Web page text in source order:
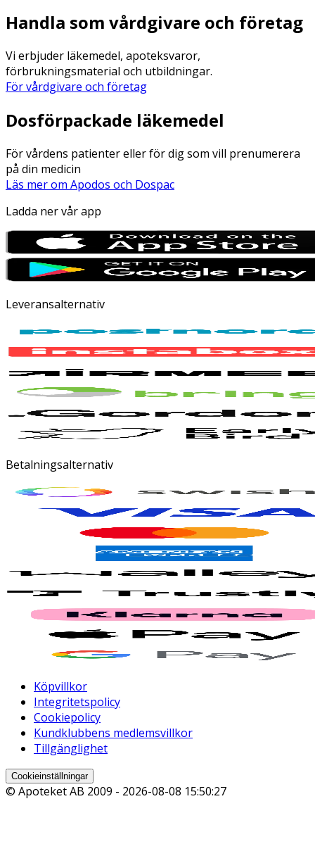
Handla som vårdgivare och företag
Vi erbjuder läkemedel, apoteksvaror,
förbrukningsmaterial och utbildningar.
För vårdgivare och företag
Dosförpackade läkemedel
För vårdens patienter eller för dig som vill prenumerera
på din medicin
Läs mer om Apodos och Dospac
Ladda ner vår app
Leveransalternativ
Betalningsalternativ
Köpvillkor
Integritetspolicy
Cookiepolicy
Kundklubbens medlemsvillkor
Tillgänglighet
Cookieinställningar
© Apoteket AB 2009 - 2026-08-08 15:50:27